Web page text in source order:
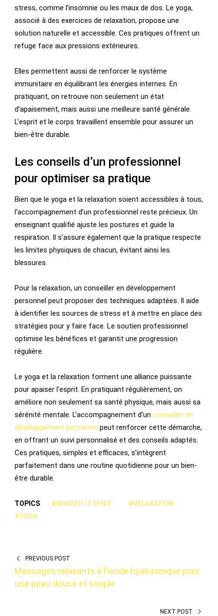
stress, comme l’insomnie ou les maux de dos. Le yoga,
associé à des exercices de relaxation, propose une
solution naturelle et accessible. Ces pratiques offrent un
refuge face aux pressions extérieures.
Elles permettent aussi de renforcer le système
immunitaire en équilibrant les énergies internes. En
pratiquant, on retrouve non seulement un état
d’apaisement, mais aussi une meilleure santé générale.
L’esprit et le corps travaillent ensemble pour assurer un
bien-être durable.
Les conseils d’un professionnel
pour optimiser sa pratique
Bien que le yoga et la relaxation soient accessibles à tous,
l’accompagnement d’un professionnel reste précieux. Un
enseignant qualifié ajuste les postures et guide la
respiration. Il s’assure également que la pratique respecte
les limites physiques de chacun, évitant ainsi les
blessures.
Pour la relaxation, un conseiller en développement
personnel peut proposer des techniques adaptées. Il aide
à identifier les sources de stress et à mettre en place des
stratégies pour y faire face. Le soutien professionnel
optimise les bénéfices et garantit une progression
régulière.
Le yoga et la relaxation forment une alliance puissante
pour apaiser l’esprit. En pratiquant régulièrement, on
améliore non seulement sa santé physique, mais aussi sa
sérénité mentale. L’accompagnement d’un conseiller en
développement personnel peut renforcer cette démarche,
en offrant un suivi personnalisé et des conseils adaptés.
Ces pratiques, simples et efficaces, s’intègrent
parfaitement dans une routine quotidienne pour un bien-
être durable.
TOPICS #APAISER L’ESPRIT
#RELAXATION
#YOGA
PREVIOUS POST
Massages relaxants à l’acide hyaluronique pour
une peau douce et souple
NEXT POST